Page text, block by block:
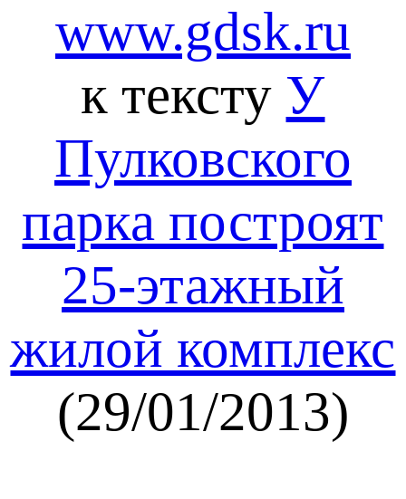
www.gdsk.ru
к тексту У
Пулковского
парка построят
25-этажный
жилой комплекс
(29/01/2013)